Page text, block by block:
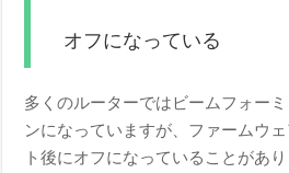
オフになっている
多くのルーターではビームフォー
ンになっていますが、ファームウ
ト後にオフになっていることがあ